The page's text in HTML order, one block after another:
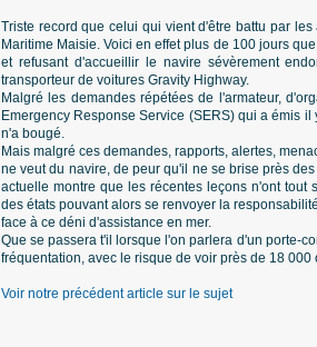
Triste record que celui qui vient d'être battu par
Maritime Maisie. Voici en effet plus de 100 jours
et refusant d'accueillir le navire sévèrement
transporteur de voitures Gravity Highway.
Malgré les demandes répétées de l'armateur,
Emergency Response Service (SERS) qui a émis
n'a bougé.
Mais malgré ces demandes, rapports, alertes,
ne veut du navire, de peur qu'il ne se brise près
actuelle montre que les récentes leçons n'ont tout
des états pouvant alors se renvoyer la
face à ce déni d'assistance en mer.
Que se passera t'il lorsque l'on parlera d'un porte-
fréquentation, avec le risque de voir près de 18
Voir notre précédent article sur le sujet